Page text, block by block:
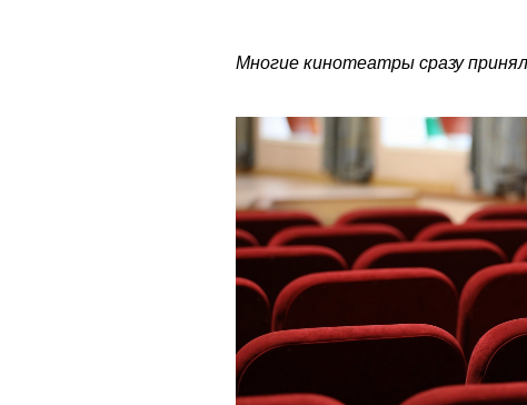
Многие кинотеатры сразу